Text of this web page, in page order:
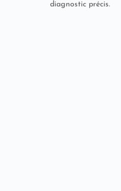
diagnostic précis.